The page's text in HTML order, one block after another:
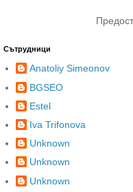
Сътрудници
Anatoliy Simeonov
BGSEO
Estel
Iva Trifonova
Unknown
Unknown
Unknown